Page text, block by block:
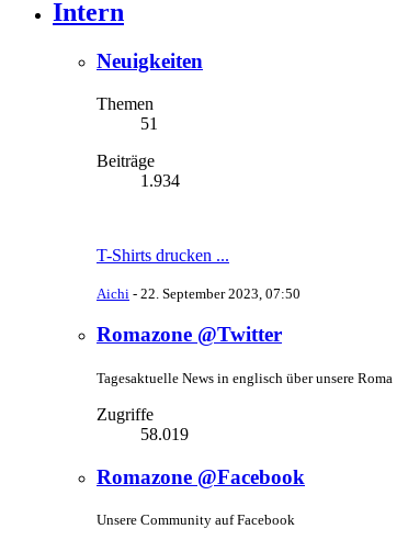
Intern
Neuigkeiten
Themen
51
Beiträge
1.934
T-Shirts drucken ...
Aichi - 22. September 2023, 07:50
Romazone @Twitter
Tagesaktuelle News in englisch über unsere Roma
Zugriffe
58.019
Romazone @Facebook
Unsere Community auf Facebook